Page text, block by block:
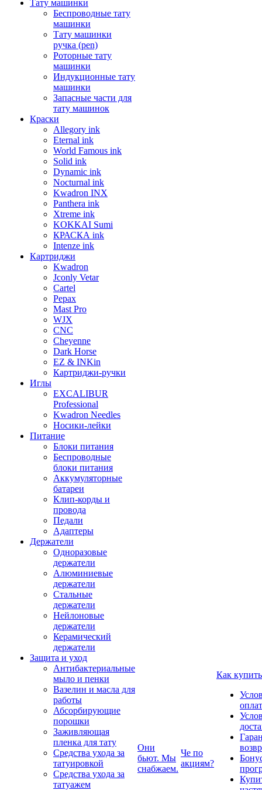
Тату машинки
Беспроводные тату
машинки
Тату машинки
ручка (pen)
Роторные тату
машинки
Индукционные тату
машинки
Запасные части для
тату машинок
Краски
Allegory ink
Eternal ink
World Famous ink
Solid ink
Dynamic ink
Nocturnal ink
Kwadron INX
Panthera ink
Xtreme ink
KOKKAI Sumi
КРАСКА ink
Intenze ink
Картриджи
Kwadron
Jconly Vetar
Cartel
Pepax
Mast Pro
WJX
CNC
Cheyenne
Dark Horse
EZ & INKin
Картриджи-ручки
Иглы
EXCALIBUR
Professional
Kwadron Needles
Носики-лейки
Питание
Блоки питания
Беспроводные
блоки питания
Аккумуляторные
батареи
Клип-корды и
провода
Педали
Адаптеры
Держатели
Одноразовые
держатели
Алюминиевые
держатели
Стальные
держатели
Нейлоновые
держатели
Керамический
держатели
Защита и уход
Антибактериальные
мыло и пенки
Вазелин и масла для
работы
Абсорбирующие
порошки
Заживляющая
пленка для тату
Средства ухода за
татуировкой
Средства ухода за
татуажем
Они
бьют. Мы
снабжаем.
Че по
акциям?
Как купить